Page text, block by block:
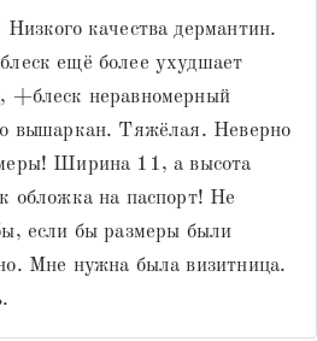
5
качества дермантин.
ещё более ухудшает
+блеск неравномерный
вышаркан. Тяжёлая. Неверно
Ширина 11, а высота
обложка на паспорт! Не
если бы размеры были
Мне нужна была визитница.